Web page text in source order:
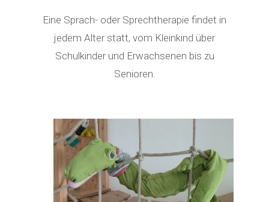
Eine Sprach- oder Sprechtherapie findet in
jedem Alter statt, vom Kleinkind über
Schulkinder und Erwachsenen bis zu
Senioren.